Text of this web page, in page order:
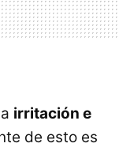
irritación e
de esto es